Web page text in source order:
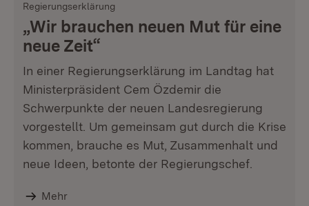
Regierungserklärung
„Wir brauchen neuen Mut für eine
neue Zeit“
In einer Regierungserklärung im Landtag hat
Ministerpräsident Cem Özdemir die
Schwerpunkte der neuen Landesregierung
vorgestellt. Um gemeinsam gut durch die Krise
kommen, brauche es Mut, Zusammenhalt und
neue Ideen, betonte der Regierungschef.
Mehr